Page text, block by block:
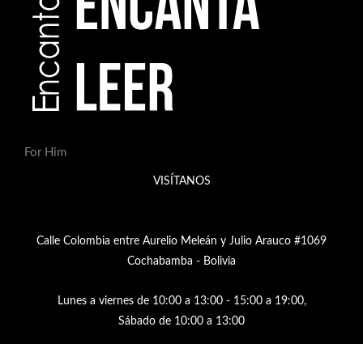
For Him
VISÍTANOS
Calle Colombia entre Aurelio Meleán y Julio Arauco #1069
Cochabamba - Bolivia
Lunes a viernes de 10:00 a 13:00 - 15:00 a 19:00,
Sábado de 10:00 a 13:00